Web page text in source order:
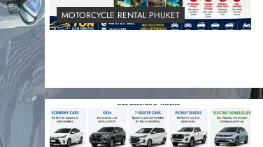
MOTORCYCLE RENTAL PHUKET